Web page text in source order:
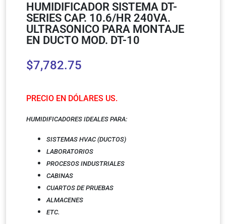
HUMIDIFICADOR SISTEMA DT-
SERIES CAP. 10.6/HR 240VA.
ULTRASONICO PARA MONTAJE
EN DUCTO MOD. DT-10
$7,782.75
PRECIO EN DÓLARES US.
HUMIDIFICADORES IDEALES PARA:
SISTEMAS HVAC (DUCTOS)
LABORATORIOS
PROCESOS INDUSTRIALES
CABINAS
CUARTOS DE PRUEBAS
ALMACENES
ETC.